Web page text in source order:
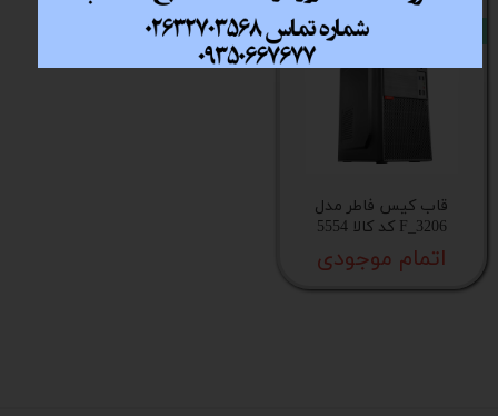
قاب کیس فاطر مدل
F_3206 کد کالا 5554
اتمام موجودی